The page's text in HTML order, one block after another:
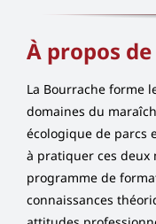
À propos
La Bourrache forme
domaines du
écologique de parcs
à pratiquer ces deux
programme de
connaissances